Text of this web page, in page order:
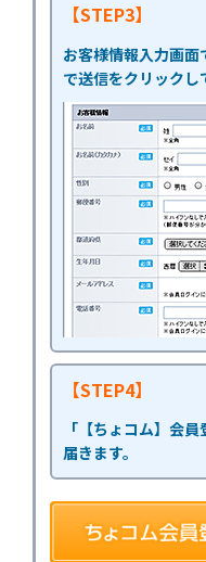
【STEP3】
お客様情報入力画
で送信をクリックし
【STEP4】
「【ちょコム】会
届きます。